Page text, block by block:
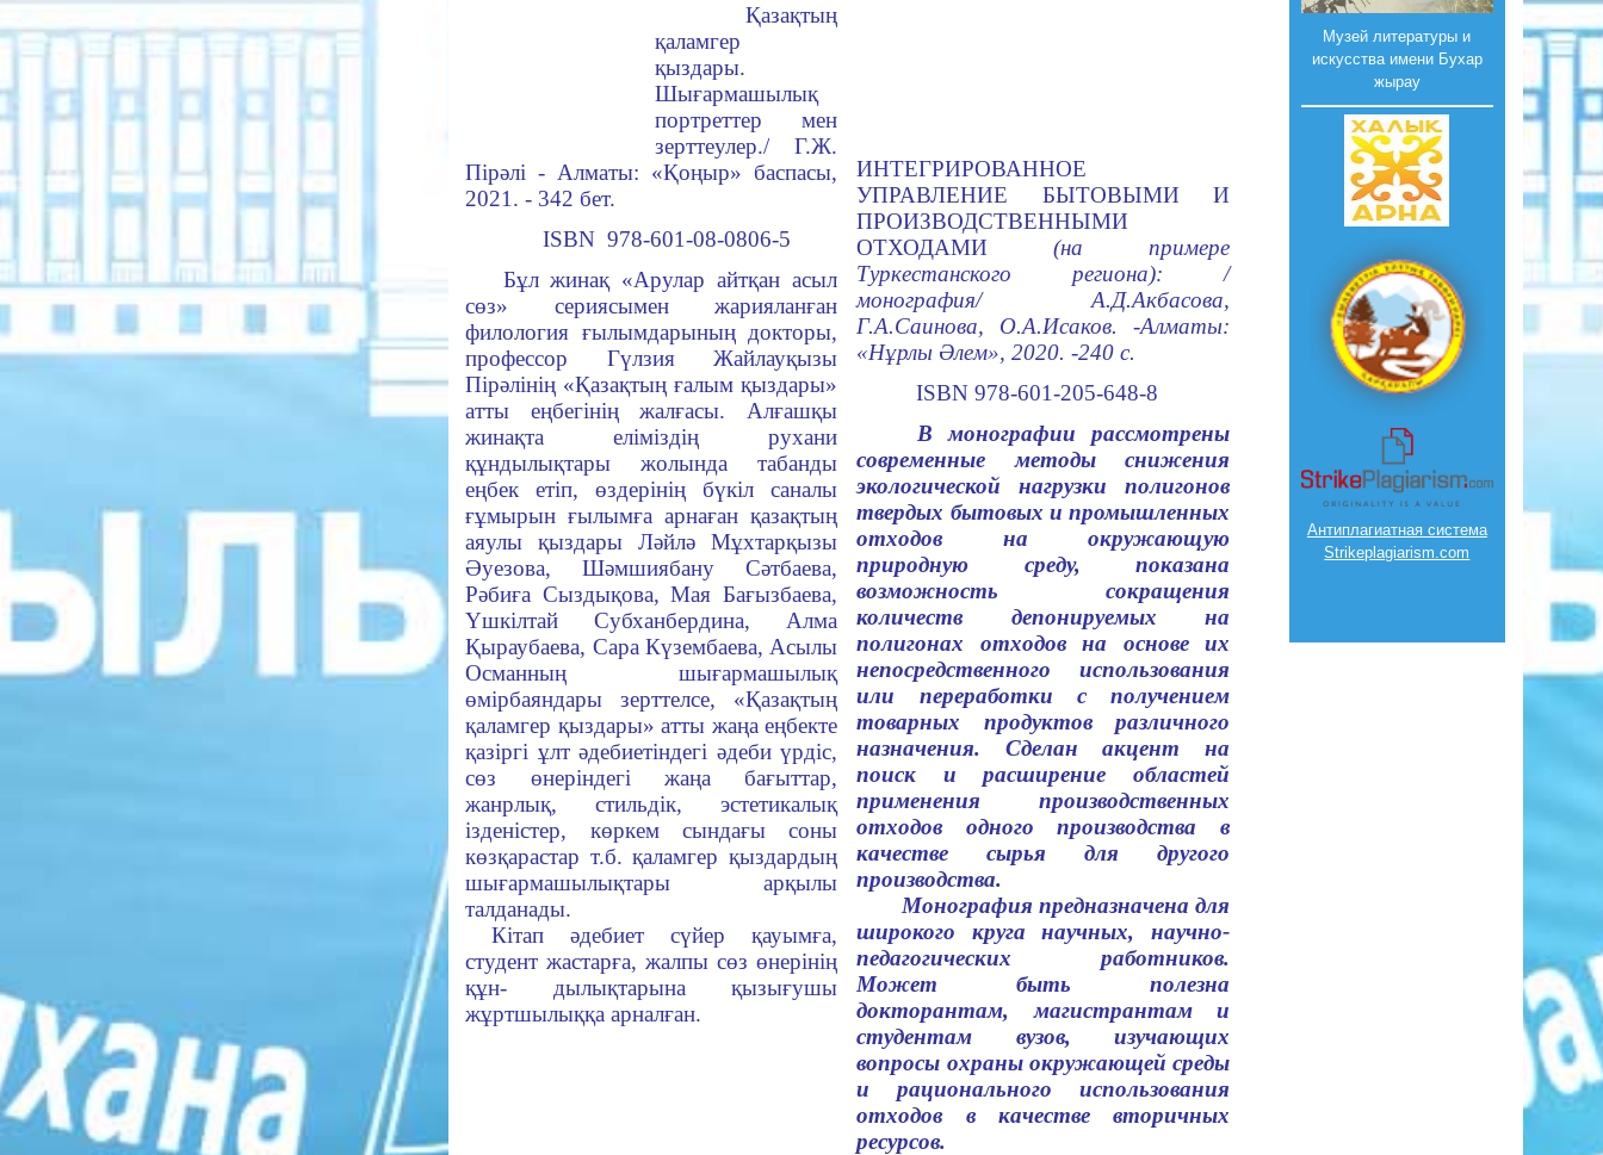
Қазақтың
қаламгер
қыздары.
Шығармашылық
портреттер мен
зерттеулер./ Г.Ж.
Пірәлі - Алматы: «Қоңыр» баспасы,
2021. - 342 бет.
ISBN 978-601-08-0806-5
Бұл жинақ «Арулар айтқан асыл
сөз» сериясымен жарияланған
филология ғылымдарының докторы,
профессор Гүлзия Жайлауқызы
Пірәлінің «Қазақтың ғалым қыздары»
атты еңбегінің жалғасы. Алғашқы
жинақта еліміздің рухани
құндылықтары жолында табанды
еңбек етіп, өздерінің бүкіл саналы
ғұмырын ғылымға арнаған қазақтың
аяулы қыздары Ләйлә Мұхтарқызы
Әуезова, Шәмшиябану Сәтбаева,
Рәбиға Сыздықова, Мая Бағызбаева,
Үшкілтай Субханбердина, Алма
Қыраубаева, Сара Күзембаева, Асылы
Османның шығармашылық
өмірбаяндары зерттелсе, «Қазақтың
қаламгер қыздары» атты жаңа еңбекте
қазіргі ұлт әдебиетіндегі әдеби үрдіс,
сөз өнеріндегі жаңа бағыттар,
жанрлық, стильдік, эстетикалық
ізденістер, көркем сындағы соны
көзқарастар т.б. қаламгер қыздардың
шығармашылықтары арқылы
талданады.
Кітап әдебиет сүйер қауымға,
студент жастарға, жалпы сөз өнерінің
құн- дылықтарына қызығушы
жұртшылыққа арналған.
ИНТЕГРИРОВАННОЕ
УПРАВЛЕНИЕ БЫТОВЫМИ И
ПРОИЗВОДСТВЕННЫМИ
ОТХОДАМИ (на примере
Туркестанского региона): /
монография/ А.Д.Акбасова,
Г.А.Саинова, О.А.Исаков. -Алматы:
«Нұрлы Әлем», 2020. -240 с.
ISBN 978-601-205-648-8
В монографии рассмотрены
современные методы снижения
экологической нагрузки полигонов
твердых бытовых и промышленных
отходов на окружающую
природную среду, показана
возможность сокращения
количеств депонируемых на
полигонах отходов на основе их
непосредственного использования
или перера­ботки с получением
товарных продуктов различного
назначения. Сделан акцент на
поиск и расширение областей
применения производственных
отходов одного производства в
качестве сырья для другого
производства.
Монография предназначена для
широкого круга научных, научно-
педагогических работников.
Может быть полезна
докторантам, магистрантам и
студентам вузов, изучающих
вопросы охраны окружающей среды
и рациональ­ного использования
отходов в качестве вторичных
ресурсов.
Музей литературы и
искусства имени Бухар
жырау
Антиплагиатная система
Strikeplagiarism.com